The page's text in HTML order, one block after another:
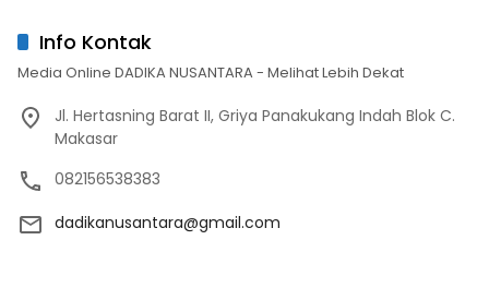
Info Kontak
Media Online DADIKA NUSANTARA - Melihat Lebih Dekat
Jl. Hertasning Barat II, Griya Panakukang Indah Blok C.
Makasar
082156538383
dadikanusantara@gmail.com